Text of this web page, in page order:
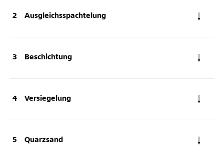
Ausgleichsspachtelung
Beschichtung
Versiegelung
Quarzsand